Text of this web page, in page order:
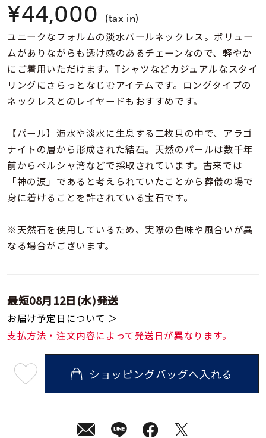
着用シーン
コレクション
リングサイズ
メンズ
リングサイズ
～
価格 ¥0
¥44,000 (tax in)
ユニークなフォルムの淡水パールネックレス。ボリュー
ムがありながらも透け感のあるチェーンなので、軽やか
にご着用いただけます。Tシャツなどカジュアルなスタイ
リングにさらっとなじむアイテムです。ロングタイプの
ネックレスとのレイヤードもおすすめです。
【パール】海水や淡水に生息する二枚貝の中で、アラゴ
ナイトの層から形成された結石。天然のパールは数千年
前からペルシャ湾などで採取されています。古来では
「神の涙」であると考えられていたことから葬儀の場で
身に着けることを許されている宝石です。
※天然石を使用しているため、実際の色味や風合いが異
なる場合がございます。
最短08月12日(水)発送
お届け予定日について ＞
支払方法・注文内容によって発送日が異なります。
08
ショッピングバッグへ入れる